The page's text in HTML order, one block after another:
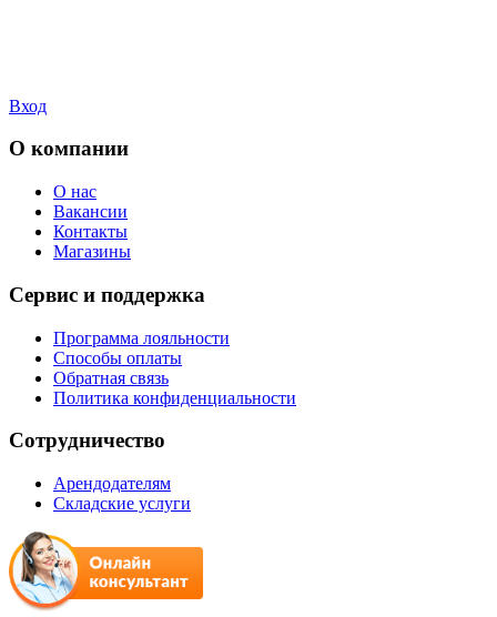
Вход
О компании
О нас
Вакансии
Контакты
Магазины
Сервис и поддержка
Программа лояльности
Способы оплаты
Обратная связь
Политика конфиденциальности
Сотрудничество
Арендодателям
Складские услуги